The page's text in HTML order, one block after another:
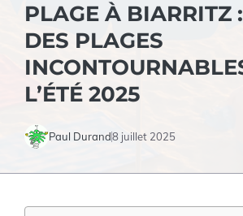
PLAGE À BIARRITZ
DES PLAGES
L’ÉTÉ 2025
Paul Durand8 juillet 2025